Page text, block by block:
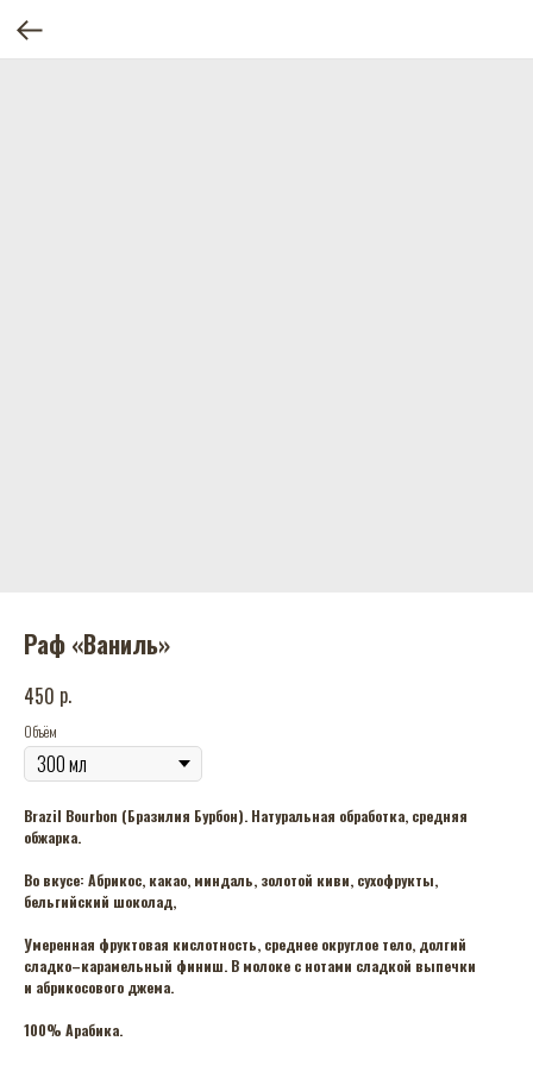
Раф «Ваниль»
450 р.
Объём
Brazil Bourbon (Бразилия Бурбон). Натуральная обработка, средняя
обжарка.
Во вкусе: Абрикос, какао, миндаль, золотой киви, сухофрукты,
бельгийский шоколад,
Умеренная фруктовая кислотность, среднее округлое тело, долгий
сладко–карамельный финиш. В молоке с нотами сладкой выпечки
и абрикосового джема.
100% Арабика.